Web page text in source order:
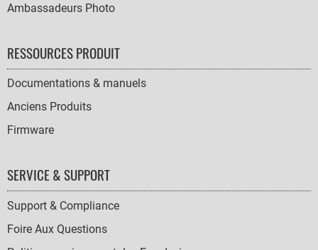
Ambassadeurs Photo
RESSOURCES PRODUIT
Documentations & manuels
Anciens Produits
Firmware
SERVICE & SUPPORT
Support & Compliance
Foire Aux Questions